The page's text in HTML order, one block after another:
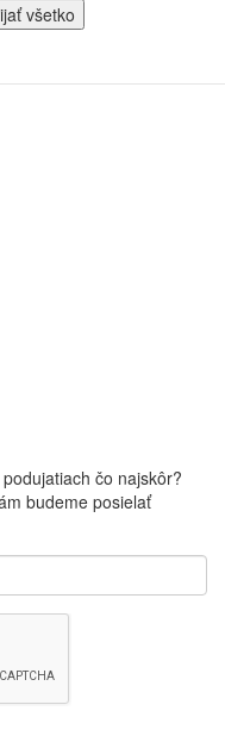
všetko
čo najskôr?
budeme posielať